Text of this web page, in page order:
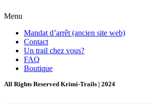
Menu
Mandat d’arrêt (ancien site web)
Contact
Un trail chez vous?
FAQ
Boutique
All Rights Reserved Krimi-Trails | 2024